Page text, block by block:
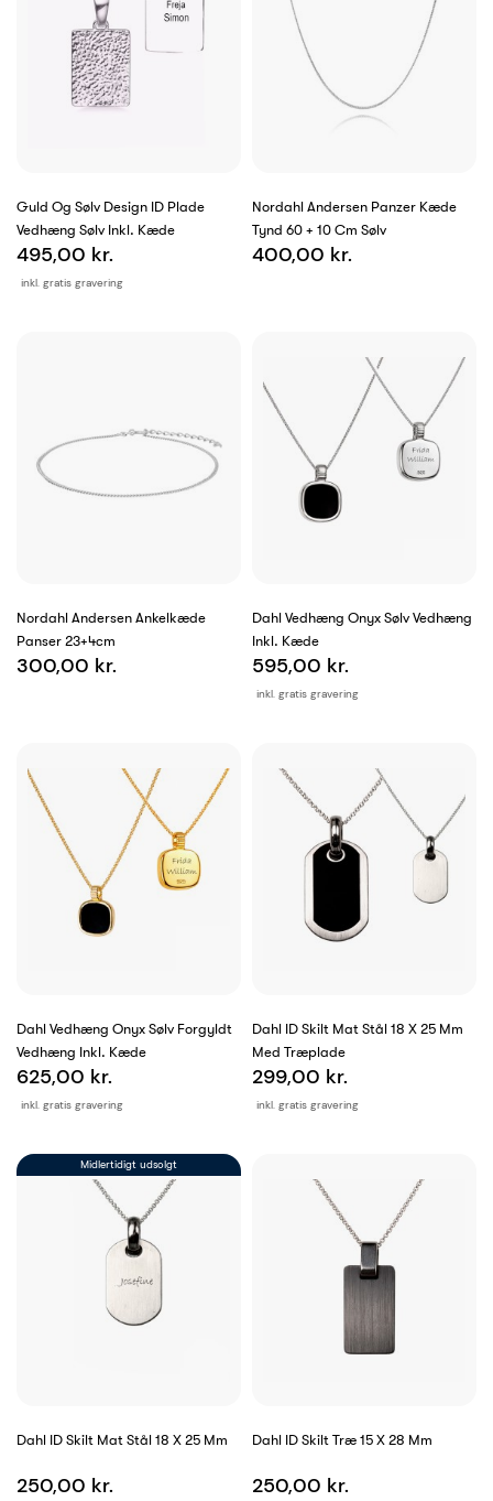
Guld Og Sølv Design ID Plade
Vedhæng Sølv Inkl. Kæde
inkl. gratis gravering
495,00 kr.
Nordahl Andersen Panzer Kæde
Tynd 60 + 10 Cm Sølv
400,00 kr.
Nordahl Andersen Ankelkæde
Panser 23+4cm
300,00 kr.
Dahl Vedhæng Onyx Sølv Vedhæng
Inkl. Kæde
inkl. gratis gravering
595,00 kr.
Dahl Vedhæng Onyx Sølv Forgyldt
Vedhæng Inkl. Kæde
inkl. gratis gravering
625,00 kr.
Dahl ID Skilt Mat Stål 18 X 25 Mm
Med Træplade
inkl. gratis gravering
299,00 kr.
Dahl ID Skilt Mat Stål 18 X 25 Mm
250,00 kr.
Midlertidigt udsolgt
Dahl ID Skilt Træ 15 X 28 Mm
250,00 kr.